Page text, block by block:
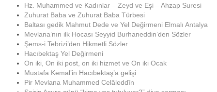
Hz. Muhammed ve Kadınlar – Zeyd ve Eşi – Ahzap Suresi
Zuhurat Baba ve Zuhurat Baba Türbesi
Baltası gedik Mahmut Dede ve Yel Değirmeni Elmalı Antalya
Mevlana’nın ilk Hocası Seyyid Burhaneddin’den Sözler
Şems-i Tebrizi’den Hikmetli Sözler
Hacıbektaş Yel Değirmeni
On iki, On iki post, on iki hizmet ve On iki Ocak
Mustafa Kemal’in Hacıbektaş’a gelişi
Pir Mevlana Muhammed Celâleddîn